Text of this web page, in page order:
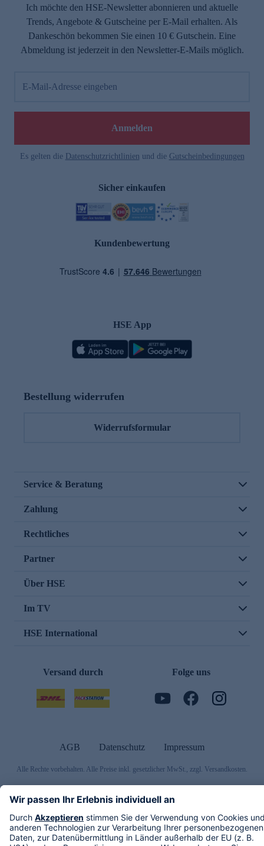
Ich möchte den HSE-Newsletter abonnieren und aktuelle
Trends, Angebote & Gutscheine per E-Mail erhalten. Als
Dankeschön bekommen Sie einen 10 € Gutschein. Eine
Abmeldung ist jederzeit in den Newsletter-E-Mails möglich.
E-Mail-Adresse eingeben
Anmelden
Es gelten die Datenschutzrichtlinien und die Gutscheinbedingungen
Sicher einkaufen
Kundenbewertung
HSE App
Bestellung widerrufen
Widerrufsformular
Service & Beratung
Zahlung
Rechtliches
Partner
Über HSE
Im TV
HSE International
Versand durch Folge uns
AGB Datenschutz Impressum
Alle Rechte vorbehalten. Alle Preise inkl. gesetzlicher MwSt., zzgl. Versandkosten.